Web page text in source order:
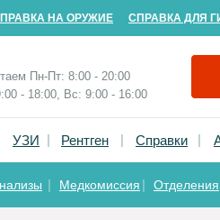
СПРАВКА ДЛЯ
НА ОРУЖИЕ
Пн-Пт: 8:00 - 20:00
- 18:00, Вс: 9:00 - 16:00
Справки
УЗИ Рентген |
|
|
Отделения
Медкомиссия |
|